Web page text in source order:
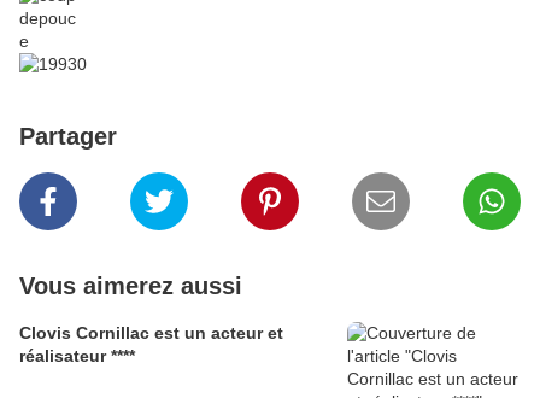
Partager
Vous aimerez aussi
Clovis Cornillac est un acteur et
réalisateur ****